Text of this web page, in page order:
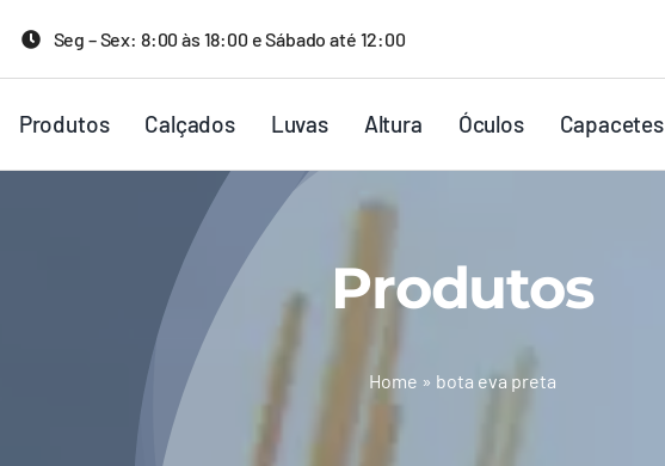
Seg – Sex: 8:00 às 18:00 e Sábado até 12:00
Produtos Calçados Luvas Altura Óculos Capacetes
Produtos
Home » bota eva preta